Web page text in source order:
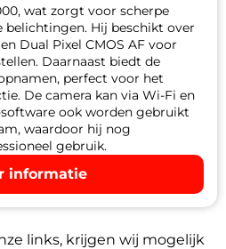
wat zorgt voor scherpe
belichtingen. Hij beschikt over
Dual Pixel CMOS AF voor
Daarnaast biedt de
perfect voor het
De camera kan via Wi-Fi en
ook worden gebruikt
waardoor hij nog
gebruik.
informatie
links, krijgen wij mogelijk